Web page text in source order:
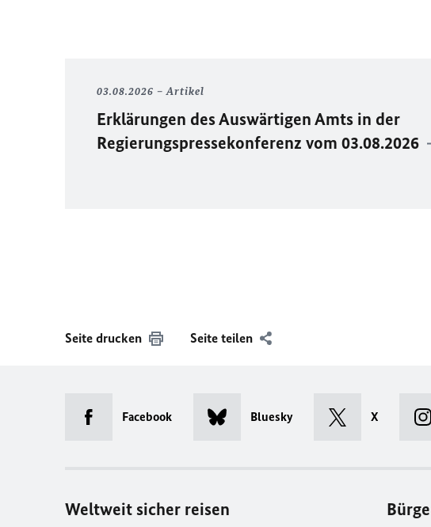
03.08.2026 Artikel
Erklärungen des Auswärtigen Amts in der
Regierungspressekonferenz vom 03.08.2026
Seite drucken Seite teilen
Facebook Bluesky X
Weltweit sicher reisen